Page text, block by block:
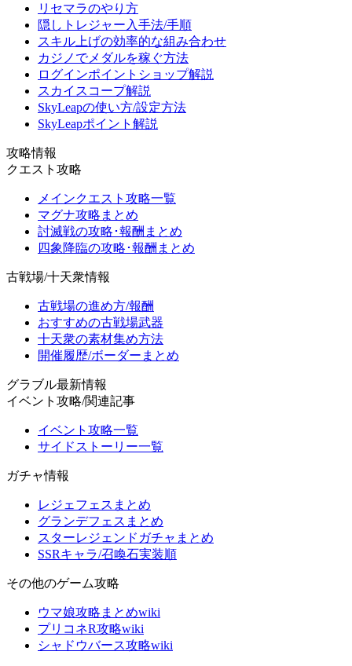
リセマラのやり方
隠しトレジャー入手法/手順
スキル上げの効率的な組み合わせ
カジノでメダルを稼ぐ方法
ログインポイントショップ解説
スカイスコープ解説
SkyLeapの使い方/設定方法
SkyLeapポイント解説
攻略情報
クエスト攻略
メインクエスト攻略一覧
マグナ攻略まとめ
討滅戦の攻略･報酬まとめ
四象降臨の攻略･報酬まとめ
古戦場/十天衆情報
古戦場の進め方/報酬
おすすめの古戦場武器
十天衆の素材集め方法
開催履歴/ボーダーまとめ
グラブル最新情報
イベント攻略/関連記事
イベント攻略一覧
サイドストーリー一覧
ガチャ情報
レジェフェスまとめ
グランデフェスまとめ
スターレジェンドガチャまとめ
SSRキャラ/召喚石実装順
その他のゲーム攻略
ウマ娘攻略まとめwiki
プリコネR攻略wiki
シャドウバース攻略wiki